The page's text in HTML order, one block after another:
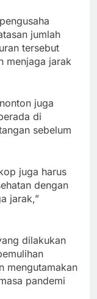
jumlah
tersebut
menjaga jarak
juga
di
sebelum
juga harus
dengan
jarak,”
dilakukan
mengutamakan
pandemi